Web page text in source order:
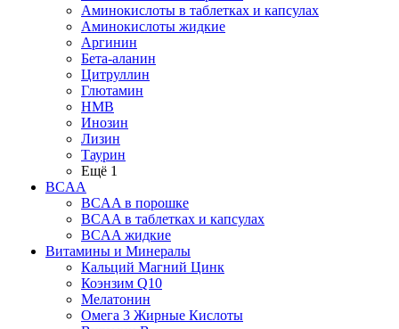
Аминокислоты в таблетках и капсулах
Аминокислоты жидкие
Аргинин
Бета-аланин
Цитруллин
Глютамин
HMB
Инозин
Лизин
Таурин
Ещё 1
BCAA
BCAA в порошке
BCAA в таблетках и капсулах
BCAA жидкие
Витамины и Минералы
Кальций Магний Цинк
Коэнзим Q10
Мелатонин
Омега 3 Жирные Кислоты